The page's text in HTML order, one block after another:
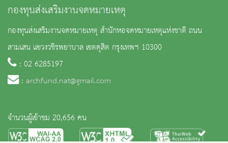
กองทุนส่งเสริมงานจดหมายเหตุ
กองทุนส่งเสริมงานจดหมายเหตุ สำนักหอจดหมายเหตุแห่งชาติ ถนน
สามเสน แขวงวชิรพยาบาล เขตดุสิต กรุงเทพฯ 10300
: 02 6285197
: archfund.nat@gmail.com
จำนวนผู้เข้าชม 20,656 คน